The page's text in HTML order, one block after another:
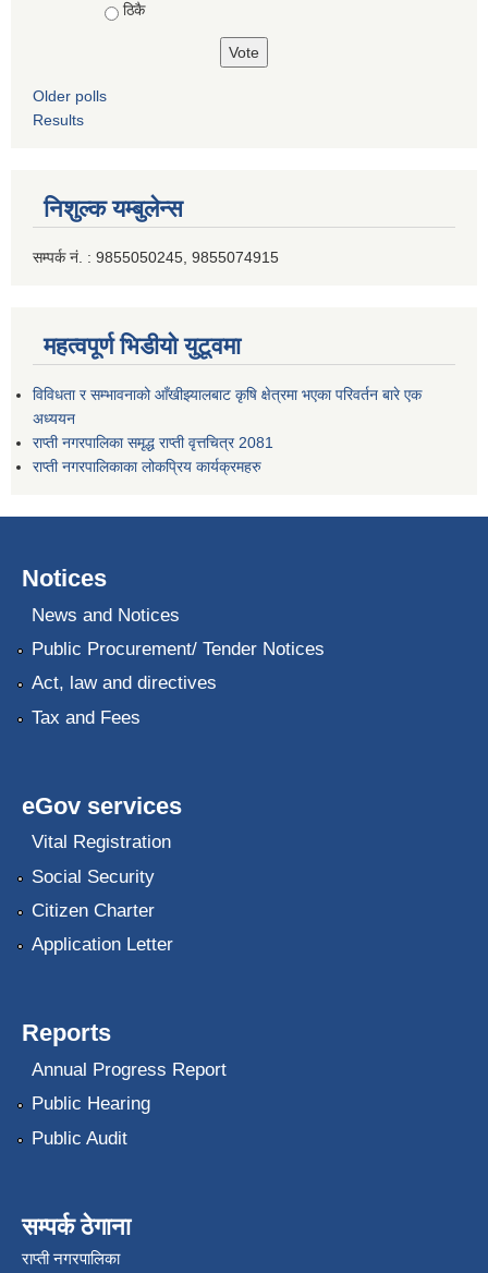
ठिकै
Older polls
Results
निशुल्क यम्बुलेन्स
सम्पर्क नं. : 9855050245, 9855074915
महत्वपूर्ण भिडीयो युटूवमा
विविधता र सम्भावनाको आँखीझ्यालबाट कृषि क्षेत्रमा भएका परिवर्तन बारे एक
अध्ययन
राप्ती नगरपालिका समृद्ध राप्ती वृत्तचित्र 2081
राप्ती नगरपालिकाका लोकप्रिय कार्यक्रमहरु
Notices
News and Notices
Public Procurement/ Tender Notices
Act, law and directives
Tax and Fees
eGov services
Vital Registration
Social Security
Citizen Charter
Application Letter
Reports
Annual Progress Report
Public Hearing
Public Audit
सम्पर्क ठेगाना
राप्ती नगरपालिका